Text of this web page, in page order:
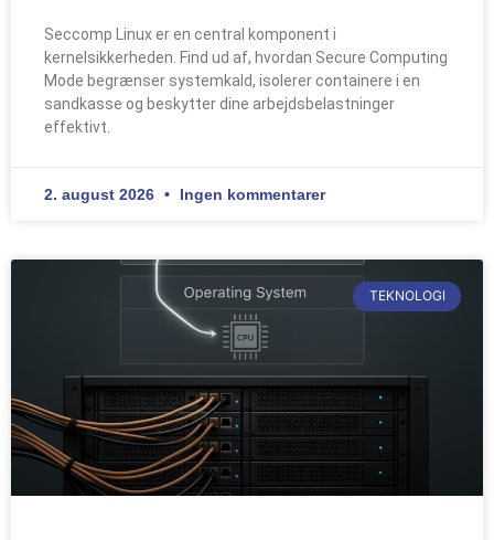
Seccomp Linux er en central komponent i
kernelsikkerheden. Find ud af, hvordan Secure Computing
Mode begrænser systemkald, isolerer containere i en
sandkasse og beskytter dine arbejdsbelastninger
effektivt.
2. august 2026 Ingen kommentarer
TEKNOLOGI